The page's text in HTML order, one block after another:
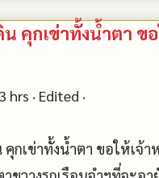
คุกเข่าทั้งน้ำตา ข
hrs · Edited ·
คุกเข่าทั้งน้ำตา ขอให้เจ้